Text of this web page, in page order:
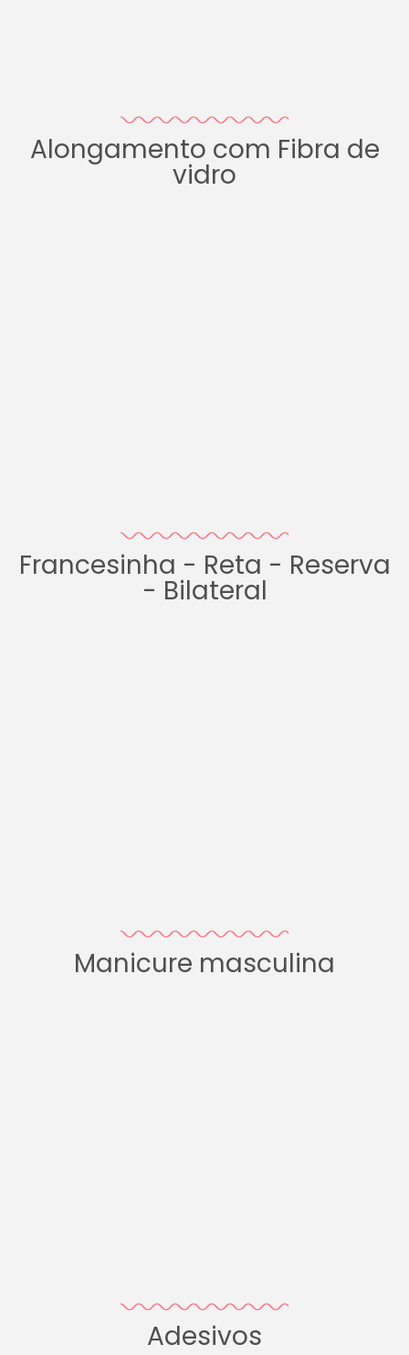
Alongamento com Fibra de
vidro
Francesinha - Reta - Reserva
- Bilateral
Manicure masculina
Adesivos